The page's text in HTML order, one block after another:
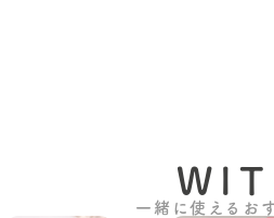
一緒に使えるお